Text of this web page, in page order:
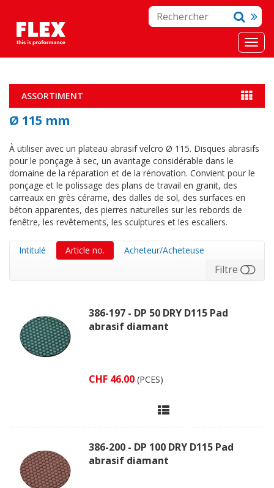
ASSORTIMENT
Ø 115 mm
À utiliser avec un plateau abrasif velcro Ø 115. Disques abrasifs
pour le ponçage à sec, un avantage considérable dans le
domaine de la réparation et de la rénovation. Convient pour le
ponçage et le polissage des plans de travail en granit, des
carreaux en grès cérame, des dalles de sol, des surfaces en
béton apparentes, des pierres naturelles sur les rebords de
fenêtre, les revêtements, les sculptures et les escaliers.
Intitulé Article no. Acheteur/Acheteuse
Filtre
386-197 - DP 50 DRY D115 Pad
abrasif diamant
CHF 46.00 (PCES)
386-200 - DP 100 DRY D115 Pad
abrasif diamant